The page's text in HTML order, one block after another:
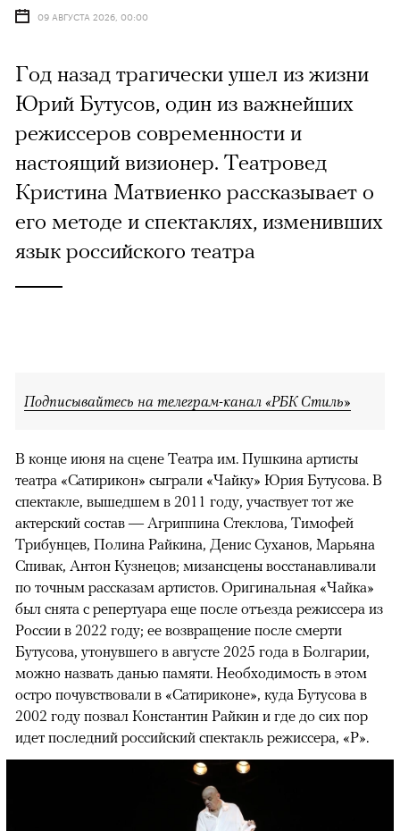
09 АВГУСТА 2026, 00:00
Год назад трагически ушел из жизни
Юрий Бутусов, один из важнейших
режиссеров современности и
настоящий визионер. Театровед
Кристина Матвиенко рассказывает о
его методе и спектаклях, изменивших
язык российского театра
Подписывайтесь на телеграм-канал «РБК Стиль»
В конце июня на сцене Театра им. Пушкина артисты
театра «Сатирикон» сыграли «Чайку» Юрия Бутусова. В
спектакле, вышедшем в 2011 году, участвует тот же
актерский состав — Агриппина Стеклова, Тимофей
Трибунцев, Полина Райкина, Денис Суханов, Марьяна
Спивак, Антон Кузнецов; мизансцены восстанавливали
по точным рассказам артистов. Оригинальная «Чайка»
был снята с репертуара еще после отъезда режиссера из
России в 2022 году; ее возвращение после смерти
Бутусова, утонувшего в августе 2025 года в Болгарии,
можно назвать данью памяти. Необходимость в этом
остро почувствовали в «Сатириконе», куда Бутусова в
2002 году позвал Константин Райкин и где до сих пор
идет последний российский спектакль режиссера, «Р».